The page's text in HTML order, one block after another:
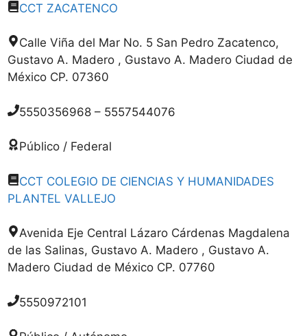
CCT ZACATENCO
Calle Viña del Mar No. 5 San Pedro Zacatenco,
Gustavo A. Madero , Gustavo A. Madero Ciudad de
México CP. 07360
5550356968 – 5557544076
Público / Federal
CCT COLEGIO DE CIENCIAS Y HUMANIDADES
PLANTEL VALLEJO
Avenida Eje Central Lázaro Cárdenas Magdalena
de las Salinas, Gustavo A. Madero , Gustavo A.
Madero Ciudad de México CP. 07760
5550972101